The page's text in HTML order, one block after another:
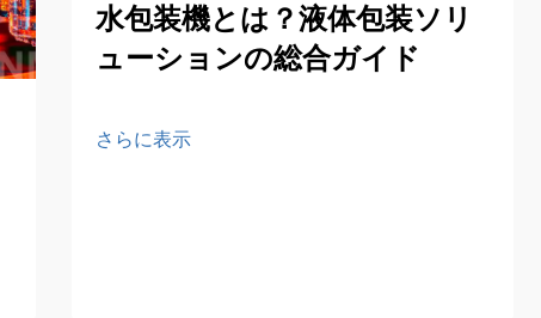
水包装機とは？液体包装ソリ
ューションの総合ガイド
さらに表示